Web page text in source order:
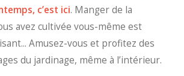
c’est ici. Manger de la
avez cultivée vous-même est
Amusez-vous et profitez des
du jardinage, même à l’intérieur.